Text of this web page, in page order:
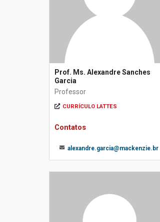
Prof. Ms. Alexandre Sanches
Garcia
Professor
CURRÍCULO LATTES
Contatos
alexandre.garcia@mackenzie.br